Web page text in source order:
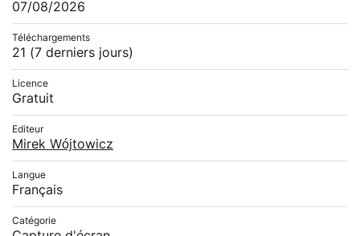
07/08/2026
Téléchargements
21 (7 derniers jours)
Licence
Gratuit
Editeur
Mirek Wójtowicz
Langue
Français
Catégorie